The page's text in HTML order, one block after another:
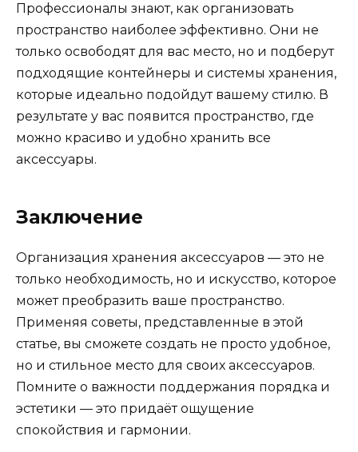
Профессионалы знают, как организовать
пространство наиболее эффективно. Они не
только освободят для вас место, но и подберут
подходящие контейнеры и системы хранения,
которые идеально подойдут вашему стилю. В
результате у вас появится пространство, где
можно красиво и удобно хранить все
аксессуары.
Заключение
Организация хранения аксессуаров — это не
только необходимость, но и искусство, которое
может преобразить ваше пространство.
Применяя советы, представленные в этой
статье, вы сможете создать не просто удобное,
но и стильное место для своих аксессуаров.
Помните о важности поддержания порядка и
эстетики — это придаёт ощущение
спокойствия и гармонии.